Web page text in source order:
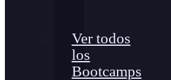
Ver todos
los
Bootcamps